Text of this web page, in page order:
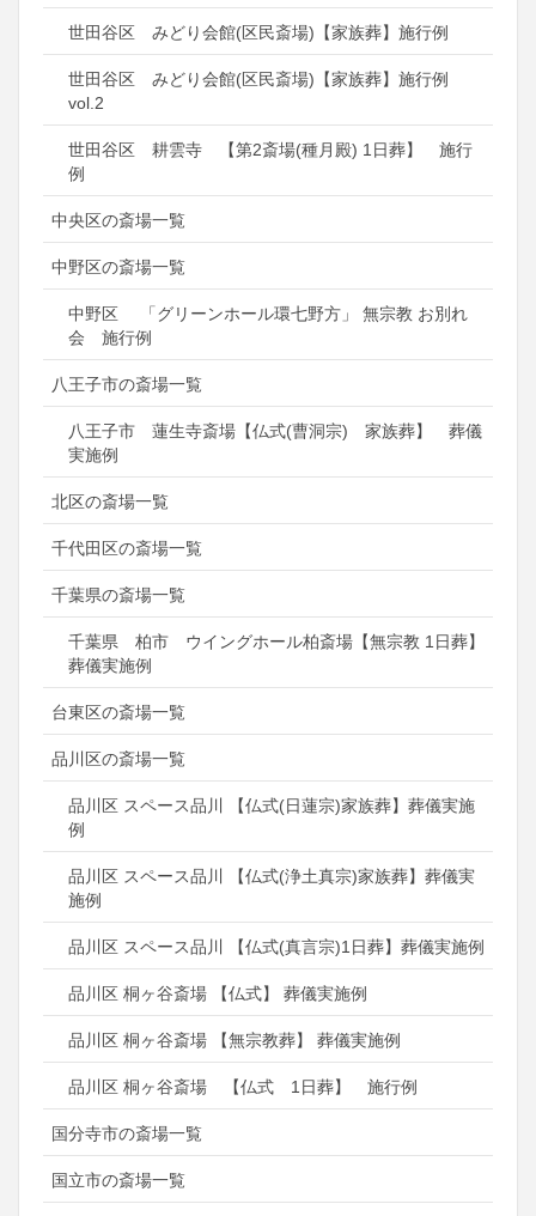
世田谷区 みどり会館(区民斎場)【家族葬】施行例
世田谷区 みどり会館(区民斎場)【家族葬】施行例
vol.2
世田谷区 耕雲寺 【第2斎場(種月殿) 1日葬】 施行
例
中央区の斎場一覧
中野区の斎場一覧
中野区 「グリーンホール環七野方」 無宗教 お別れ
会 施行例
八王子市の斎場一覧
八王子市 蓮生寺斎場【仏式(曹洞宗) 家族葬】 葬儀
実施例
北区の斎場一覧
千代田区の斎場一覧
千葉県の斎場一覧
千葉県 柏市 ウイングホール柏斎場【無宗教 1日葬】
葬儀実施例
台東区の斎場一覧
品川区の斎場一覧
品川区 スペース品川 【仏式(日蓮宗)家族葬】葬儀実施
例
品川区 スペース品川 【仏式(浄土真宗)家族葬】葬儀実
施例
品川区 スペース品川 【仏式(真言宗)1日葬】葬儀実施例
品川区 桐ヶ谷斎場 【仏式】 葬儀実施例
品川区 桐ヶ谷斎場 【無宗教葬】 葬儀実施例
品川区 桐ヶ谷斎場 【仏式 1日葬】 施行例
国分寺市の斎場一覧
国立市の斎場一覧